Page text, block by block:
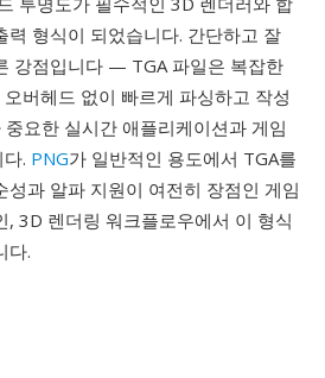
력 형식이 되었습니다. 간단하고 잘
강점입니다 — TGA 파일은 복잡한
버헤드 없이 빠르게 파싱하고 작성
요한 실시간 애플리케이션과 게임
. PNG가 일반적인 용도에서 TGA를
성과 알파 지원이 여전히 장점인 게임
, 3D 렌더링 워크플로우에서 이 형식
다.